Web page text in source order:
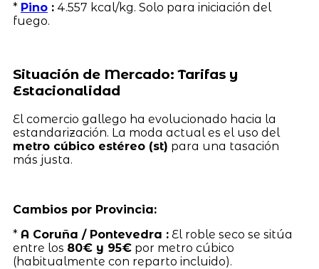
* Pino:4.557 kcal/kg. Solo para iniciación del
fuego.
Situación de Mercado: Tarifas y
Estacionalidad
El comercio gallego ha evolucionado hacia la
estandarización. La moda actual es el uso del
metro cúbico estéreo (st) para una tasación
más justa.
Cambios por Provincia:
* A Coruña / Pontevedra :El roble seco se sitúa
entre los 80€ y 95€por metro cúbico
(habitualmente con reparto incluido).